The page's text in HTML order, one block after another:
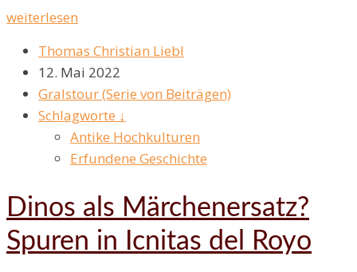
weiterlesen
Thomas Christian Liebl
12. Mai 2022
Gralstour (Serie von Beiträgen)
Schlagworte ↓
Antike Hochkulturen
Erfundene Geschichte
Dinos als Märchenersatz?
Spuren in Icnitas del Royo